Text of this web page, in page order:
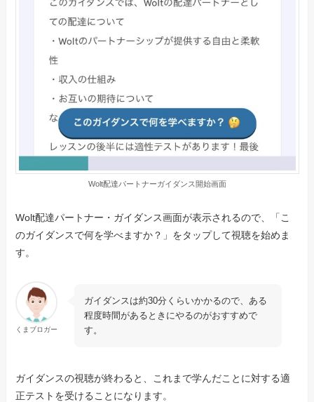
Wolt配達パートナーガイダンス開始画面
Wolt配達パートナー・ガイダンス画面が表示されるので、「こ
のガイダンスで何を学べますか？」をタップして視聴を始めま
す。
くまブロガー
ガイダンスは約30分くらいかかるので、ある
程度時間があるときにやるのがおすすめで
す。
ガイダンスの視聴が終わると、これまで学んだことに対する適
正テストを受けることになります。